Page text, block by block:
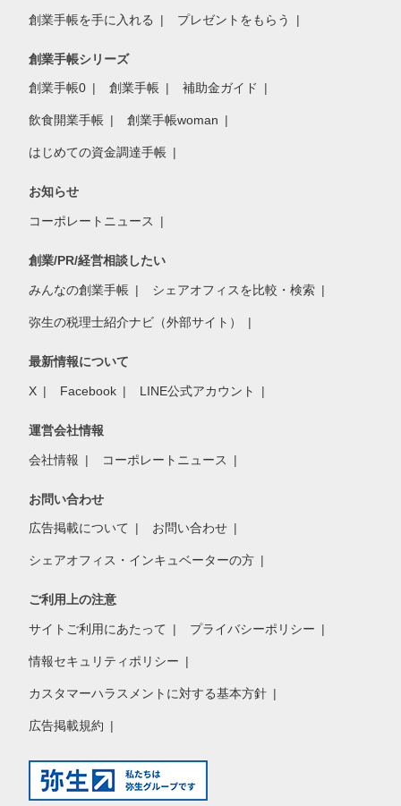
創業手帳を手に入れる プレゼントをもらう
創業手帳シリーズ
創業手帳0 創業手帳 補助金ガイド
飲食開業手帳 創業手帳woman
はじめての資金調達手帳
お知らせ
コーポレートニュース
創業/PR/経営相談したい
みんなの創業手帳 シェアオフィスを比較・検索
弥生の税理士紹介ナビ（外部サイト）
最新情報について
X Facebook LINE公式アカウント
運営会社情報
会社情報 コーポレートニュース
お問い合わせ
広告掲載について お問い合わせ
シェアオフィス・インキュベーターの方
ご利用上の注意
サイトご利用にあたって プライバシーポリシー
情報セキュリティポリシー
カスタマーハラスメントに対する基本方針
広告掲載規約